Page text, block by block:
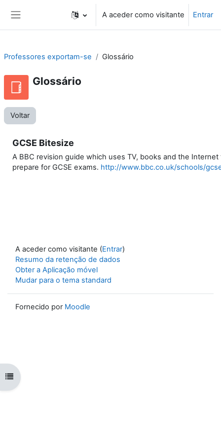
A aceder como visitante Entrar
Abrir índice da disciplina
Professores exportam-se Glossário
Glossário
Voltar
GCSE Bitesize
A BBC revision guide which uses TV, books and the
prepare for GCSE exams. http://www.bbc.co.uk/schools/
A aceder como visitante (Entrar)
Resumo da retenção de dados
Obter a Aplicação móvel
Mudar para o tema standard
Fornecido por Moodle